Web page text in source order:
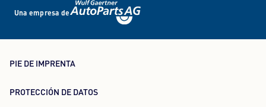
Una empresa de
PIE DE IMPRENTA
PROTECCIÓN DE DATOS